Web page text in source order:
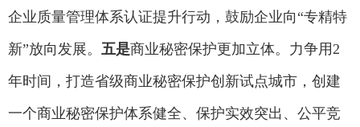
企业质量管理体系认证提升行动，鼓励企业向“专精特
新”放向发展。 五是商业秘密保护更加立体。力争用2
年时间，打造省级商业秘密保护创新试点城市，创建
一个商业秘密保护体系健全、保护实效突出、公平竞